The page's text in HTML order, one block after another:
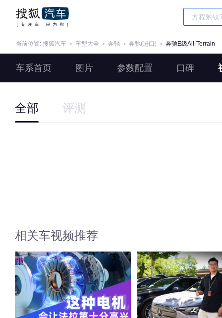
当前位置: 搜狐汽车 ＞ 车型大全 ＞ 奔驰 ＞ 奔驰(进口) ＞ 奔驰E级All-Terrain
车系首页 图片 参数配置 口碑
全部 评测
相关车视频推荐